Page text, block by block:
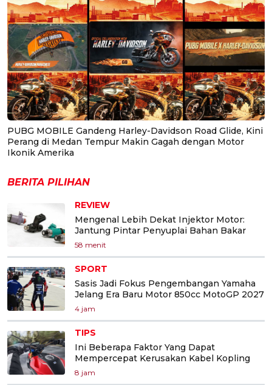
PUBG MOBILE Gandeng Harley-Davidson Road Glide, Kini
Perang di Medan Tempur Makin Gagah dengan Motor
Ikonik Amerika
BERITA PILIHAN
REVIEW
Mengenal Lebih Dekat Injektor Motor:
Jantung Pintar Penyuplai Bahan Bakar
58 menit
SPORT
Sasis Jadi Fokus Pengembangan Yamaha
Jelang Era Baru Motor 850cc MotoGP 2027
4 jam
TIPS
Ini Beberapa Faktor Yang Dapat
Mempercepat Kerusakan Kabel Kopling
8 jam